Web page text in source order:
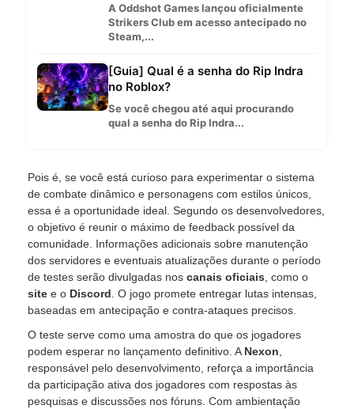
A Oddshot Games lançou oficialmente
Strikers Club em acesso antecipado no
Steam,...
[Guia] Qual é a senha do Rip Indra
no Roblox?
Se você chegou até aqui procurando
qual a senha do Rip Indra...
Pois é, se você está curioso para experimentar o sistema
de combate dinâmico e personagens com estilos únicos,
essa é a oportunidade ideal. Segundo os desenvolvedores,
o objetivo é reunir o máximo de feedback possível da
comunidade. Informações adicionais sobre manutenção
dos servidores e eventuais atualizações durante o período
de testes serão divulgadas nos canais oficiais , como o
site e o Discord . O jogo promete entregar lutas intensas,
baseadas em antecipação e contra-ataques precisos.
O teste serve como uma amostra do que os jogadores
podem esperar no lançamento definitivo. A Nexon
responsável pelo desenvolvimento, reforça a importância
da participação ativa dos jogadores com respostas às
pesquisas e discussões nos fóruns. Com ambientação